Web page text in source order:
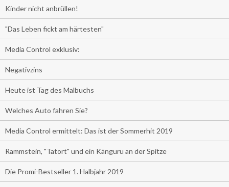
Kinder nicht anbrüllen!
"Das Leben fickt am härtesten"
Media Control exklusiv:
Negativzins
Heute ist Tag des Malbuchs
Welches Auto fahren Sie?
Media Control ermittelt: Das ist der Sommerhit 2019
Rammstein, "Tatort" und ein Känguru an der Spitze
Die Promi-Bestseller 1. Halbjahr 2019